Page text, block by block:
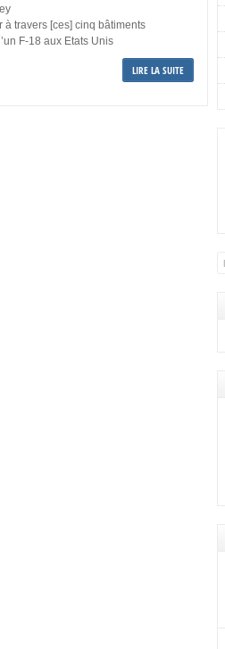
travers [ces] cinq bâtiments
F-18 aux Etats Unis
LIRE LA SUITE